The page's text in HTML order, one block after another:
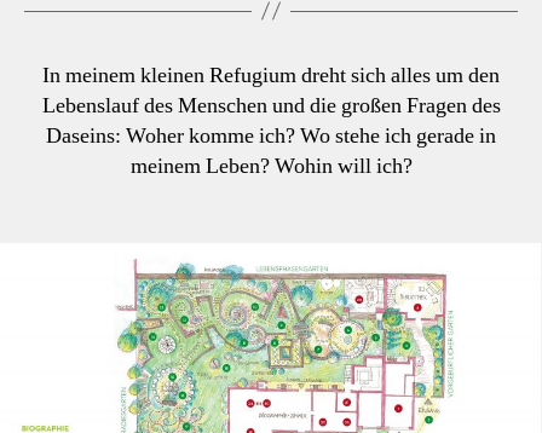
In meinem kleinen Refugium dreht sich alles um den
Lebenslauf des Menschen und die großen Fragen des
Daseins: Woher komme ich? Wo stehe ich gerade in
meinem Leben? Wohin will ich?